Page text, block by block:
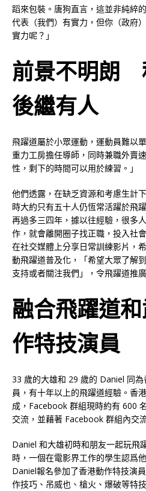
蹈來包裝。唐狗直言，這並非純綷
代表（我們）有實力，但你（政府
實力呢？」
前景不明朗
後繼有人
飛躍道屬於小眾運動，運動員難以
重力工房擔任導師，同時兼職外賣
性，剩下的時間可以用於練習。」
他們透露，在缺乏資源和考慮生計
時大約只有五十人仍恆常活躍於飛
再過多三四年，據以往經驗，很多
作，就會離開圈子找正職，投入社
在社交媒體上分享日常訓練影片，
動飛躍道普及化，「希望大眾了解
支持或者關注我們」，令飛躍道推
融合飛躍道
作特技演員
33 歲的大雄和 29 歲的 Daniel 同
員，有十年以上的飛躍道經驗。香
成，Facebook 群組現時約有 600
交流，並藉著 Facebook 群組內交
Daniel 和大雄初時和朋友一起玩飛
時，一個在電影界工作的學生認爲
Daniel報名參加了香港動作特技演
作技巧、吊威也、槍火、爆破等特